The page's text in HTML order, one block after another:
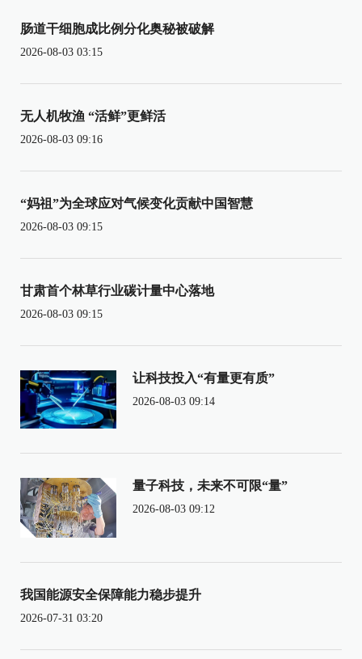
肠道干细胞成比例分化奥秘被破解
2026-08-03 03:15
无人机牧渔 “活鲜”更鲜活
2026-08-03 09:16
“妈祖”为全球应对气候变化贡献中国智慧
2026-08-03 09:15
甘肃首个林草行业碳计量中心落地
2026-08-03 09:15
让科技投入“有量更有质”
2026-08-03 09:14
量子科技，未来不可限“量”
2026-08-03 09:12
我国能源安全保障能力稳步提升
2026-07-31 03:20